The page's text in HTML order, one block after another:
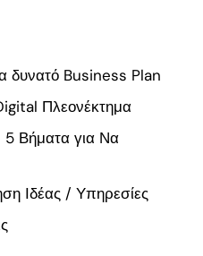
δυνατό Business Plan
Πλεονέκτημα
Βήματα για Να
Ιδέας / Υπηρεσίες